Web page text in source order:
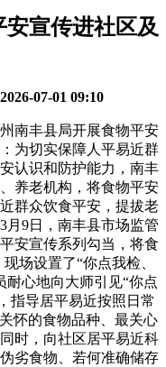
宣传进社区及
2026-07-01 09:10
丰县局开展食物平安
为切实保障人平易近群
认识和防护能力，南丰
养老机构，将食物平安
群众饮食平安，提拔老
月9日，南丰县市场监管
安宣传系列勾当，将食
场设置了“你点我检、
耐心地向大师引见“你点
指导居平易近按照日常
怀的食物品种、最关心
时，向社区居平易近科
劣食物、若何准确储存